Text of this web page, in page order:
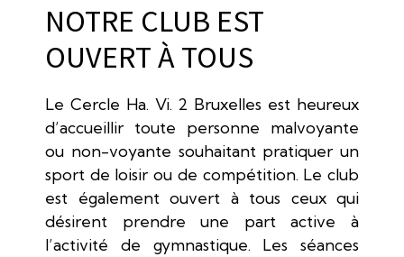
NOTRE CLUB EST
OUVERT À TOUS
Le Cercle Ha. Vi. 2 Bruxelles est heureux
d’accueillir toute personne malvoyante
ou non-voyante souhaitant pratiquer un
sport de loisir ou de compétition. Le club
est également ouvert à tous ceux qui
désirent prendre une part active à
l’activité de gymnastique. Les séances